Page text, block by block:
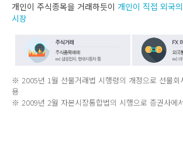
개인이 주식종목을 거래하듯이 개인이 직접 외국
시장
※ 2005년 1월 선물거래법 시행령의 개정으로 선물회
용
※ 2009년 2월 자본시장통합법의 시행으로 증권사에